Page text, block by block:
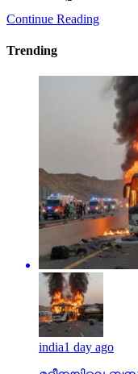
Continue Reading
Trending
india1 day ago